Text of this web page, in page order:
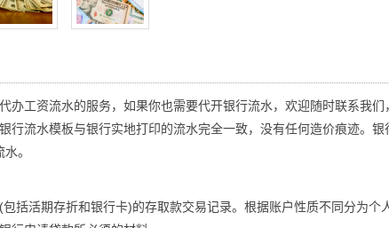
办工资流水的服务，如果你也需要代开银行流水，欢迎随时联系我
行流水模板与银行实地打印的流水完全一致，没有任何造价痕迹。银
。
括活期存折和银行卡)的存取款交易记录。根据账户性质不同分为个